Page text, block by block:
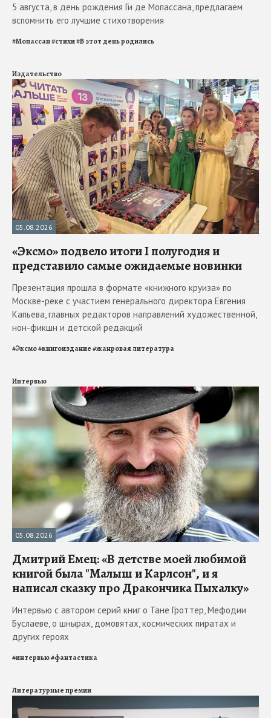
5 августа, в день рождения Ги де Мопассана, предлагаем
вспомнить его лучшие стихотворения
#Мопассан#стихи#В этот день родились
Издательство
05.08.2026
«Эксмо» подвело итоги I полугодия и
представило самые ожидаемые новинки
Презентация прошла в формате «книжного круиза» по
Москве-реке с участием генерального директора Евгения
Капьева, главных редакторов направлений художественной,
нон-фикшн и детской редакций
#Эксмо#книгоиздание#жанровая литература
Интервью
05.08.2026
Дмитрий Емец: «В детстве моей любимой
книгой была "Малыш и Карлсон", и я
написал сказку про Дракончика Пыхалку»
Интервью с автором серий книг о Тане Гроттер, Мефодии
Буслаеве, о шнырах, домовятах, космических пиратах и
других героях
#интервью#фантастика
Литературные премии